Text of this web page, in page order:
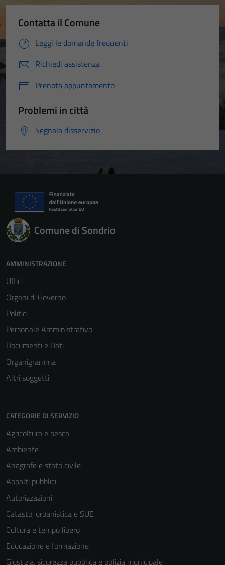
Contatta il Comune
Leggi le domande frequenti
Richiedi assistenza
Prenota appuntamento
Problemi in città
Segnala disservizio
Comune di Sondrio
AMMINISTRAZIONE
Uffici
Organi di Governo
Politici
Personale Amministrativo
Documenti e Dati
Organigramma
Altri soggetti
CATEGORIE DI SERVIZIO
Agricoltura e pesca
Ambiente
Anagrafe e stato civile
Appalti pubblici
Autorizzazioni
Catasto, urbanistica e SUE
Cultura e tempo libero
Educazione e formazione
Giustizia, sicurezza pubblica e polizia municipale